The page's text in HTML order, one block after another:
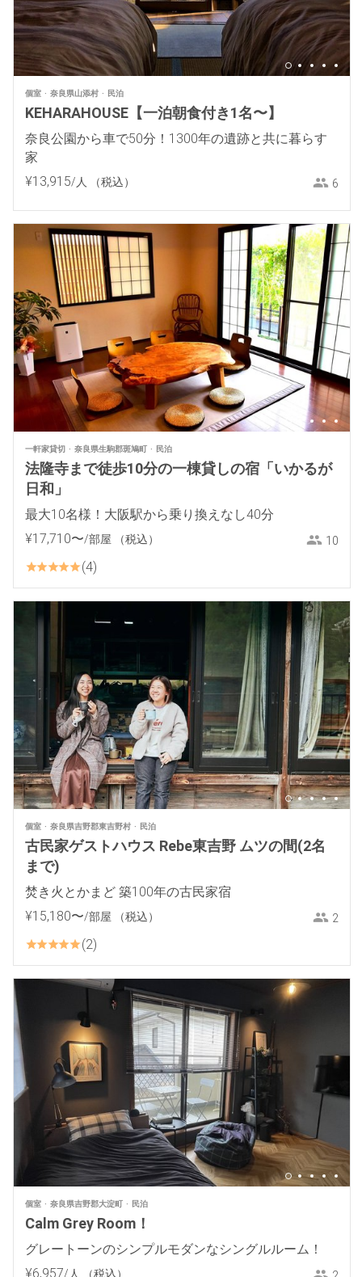
個室 奈良県山添村 民泊
KEHARAHOUSE【一泊朝食付き1名〜】
奈良公園から車で50分！1300年の遺跡と共に暮らす
家
¥13,915/人 （税込） 6
一軒家貸切 奈良県生駒郡斑鳩町 民泊
法隆寺まで徒歩10分の一棟貸しの宿「いかるが
日和」
最大10名様！大阪駅から乗り換えなし40分
¥17,710〜/部屋 （税込） 10
4
個室 奈良県吉野郡東吉野村 民泊
古民家ゲストハウス Rebe東吉野 ムツの間(2名
まで)
焚き火とかまど 築100年の古民家宿
¥15,180〜/部屋 （税込） 2
2
個室 奈良県吉野郡大淀町 民泊
Calm Grey Room！
グレートーンのシンプルモダンなシングルルーム！
¥6,957/人 （税込）